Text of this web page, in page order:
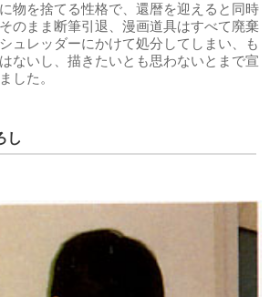
物を捨てる性格で、還暦を迎えると同時
のまま断筆引退、漫画道具はすべて廃棄
ュレッダーにかけて処分してしまい、も
ないし、描きたいとも思わないとまで宣
した。
し